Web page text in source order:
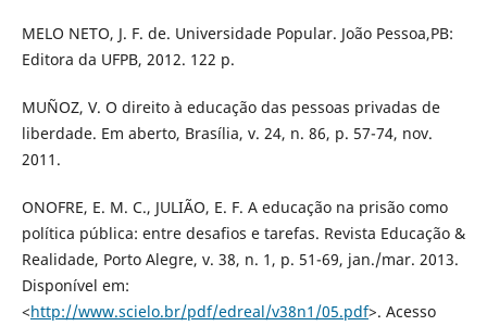
MELO NETO, J. F. de. Universidade Popular. João Pessoa,PB:
Editora da UFPB, 2012. 122 p.
MUÑOZ, V. O direito à educação das pessoas privadas de
liberdade. Em aberto, Brasília, v. 24, n. 86, p. 57-74, nov.
2011.
ONOFRE, E. M. C., JULIÃO, E. F. A educação na prisão como
política pública: entre desafios e tarefas. Revista Educação &
Realidade, Porto Alegre, v. 38, n. 1, p. 51-69, jan./mar. 2013.
Disponível em:
<http://www.scielo.br/pdf/edreal/v38n1/05.pdf>. Acesso